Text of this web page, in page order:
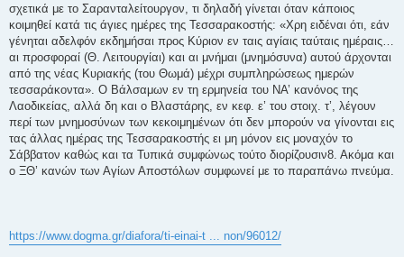
σχετικά με το Σαρανταλείτουργον, τι δηλαδή γίνεται όταν κάποιος
κοιμηθεί κατά τις άγιες ημέρες της Τεσσαρακοστής: «Χρη ειδέναι ότι, εάν
γένηται αδελφόν εκδημήσαι προς Κύριον εν ταις αγίαις ταύταις ημέραις…
αι προσφοραί (Θ. Λειτουργίαι) και αι μνήμαι (μνημόσυνα) αυτού άρχονται
από της νέας Κυριακής (του Θωμά) μέχρι συμπληρώσεως ημερών
τεσσαράκοντα». Ο Βάλσαμων εν τη ερμηνεία του ΝΑ’ κανόνος της
Λαοδικείας, αλλά δη και ο Βλαστάρης, εν κεφ. ε’ του στοιχ. τ’, λέγουν
περί των μνημοσύνων των κεκοιμημένων ότι δεν μπορούν να γίνονται εις
τας άλλας ημέρας της Τεσσαρακοστής ει μη μόνον εις μοναχόν το
Σάββατον καθώς και τα Τυπικά συμφώνως τούτο διορίζουσιν8. Ακόμα και
ο ΞΘ’ κανών των Αγίων Αποστόλων συμφωνεί με το παραπάνω πνεύμα.
https://www.dogma.gr/diafora/ti-einai-t ... non/96012/